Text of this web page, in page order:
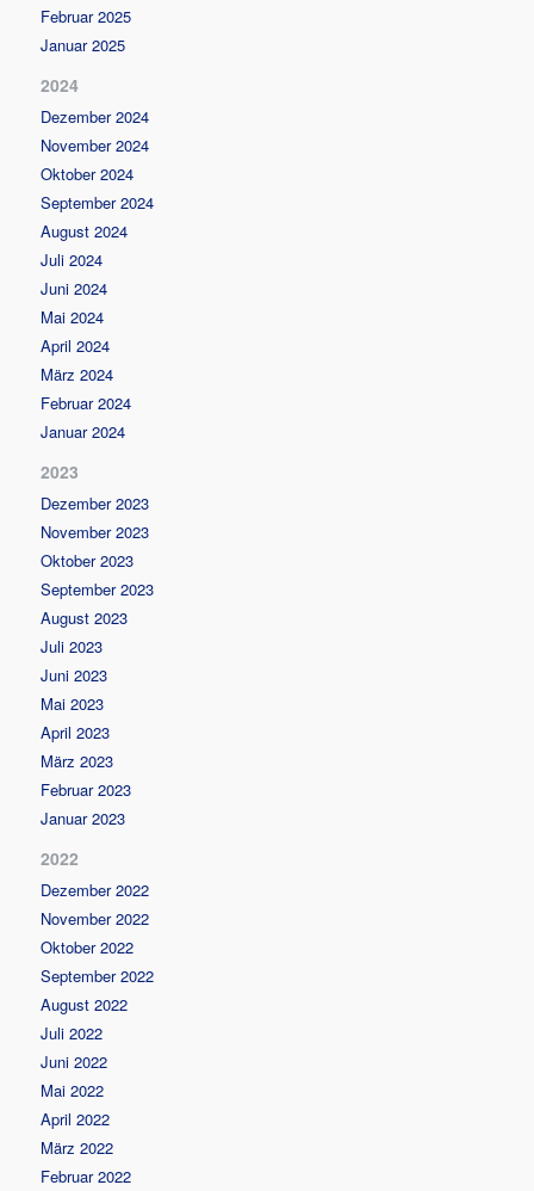
Februar 2025
Januar 2025
2024
Dezember 2024
November 2024
Oktober 2024
September 2024
August 2024
Juli 2024
Juni 2024
Mai 2024
April 2024
März 2024
Februar 2024
Januar 2024
2023
Dezember 2023
November 2023
Oktober 2023
September 2023
August 2023
Juli 2023
Juni 2023
Mai 2023
April 2023
März 2023
Februar 2023
Januar 2023
2022
Dezember 2022
November 2022
Oktober 2022
September 2022
August 2022
Juli 2022
Juni 2022
Mai 2022
April 2022
März 2022
Februar 2022